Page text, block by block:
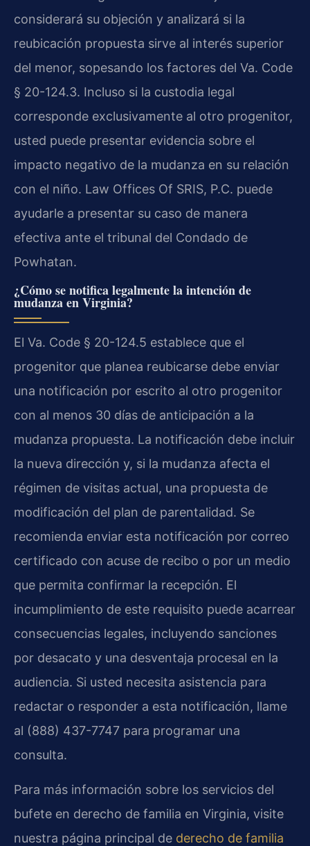
considerará su objeción y analizará si la
reubicación propuesta sirve al interés superior
del menor, sopesando los factores del Va. Code
§ 20-124.3. Incluso si la custodia legal
corresponde exclusivamente al otro progenitor,
usted puede presentar evidencia sobre el
impacto negativo de la mudanza en su relación
con el niño. Law Offices Of SRIS, P.C. puede
ayudarle a presentar su caso de manera
efectiva ante el tribunal del Condado de
Powhatan.
¿Cómo se notifica legalmente la intención de
mudanza en Virginia?
El Va. Code § 20-124.5 establece que el
progenitor que planea reubicarse debe enviar
una notificación por escrito al otro progenitor
con al menos 30 días de anticipación a la
mudanza propuesta. La notificación debe incluir
la nueva dirección y, si la mudanza afecta el
régimen de visitas actual, una propuesta de
modificación del plan de parentalidad. Se
recomienda enviar esta notificación por correo
certificado con acuse de recibo o por un medio
que permita confirmar la recepción. El
incumplimiento de este requisito puede acarrear
consecuencias legales, incluyendo sanciones
por desacato y una desventaja procesal en la
audiencia. Si usted necesita asistencia para
redactar o responder a esta notificación, llame
al (888) 437-7747 para programar una
consulta.
Para más información sobre los servicios del
bufete en derecho de familia en Virginia, visite
nuestra página principal de derecho de familia